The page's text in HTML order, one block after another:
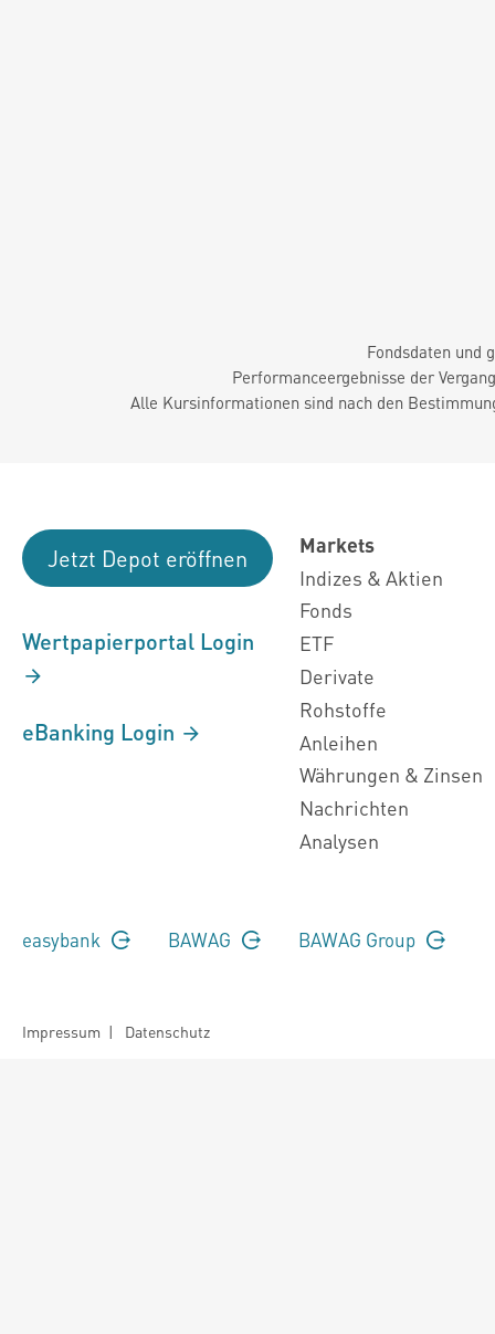
Fondsdaten und
Performanceergebnisse der
Alle Kursinformationen sind nach den
Jetzt Depot eröffnen
Wertpapierportal Login
eBanking Login
Markets
Indizes & Aktien
Fonds
ETF
Derivate
Rohstoffe
Anleihen
Währungen & Zinsen
Nachrichten
Analysen
easybank BAWAG BAWAG Group
Impressum | Datenschutz